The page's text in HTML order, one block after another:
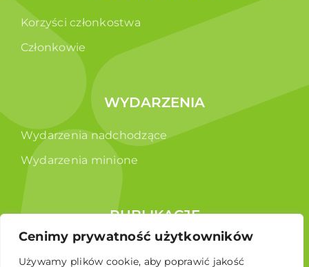
Cenimy prywatność użytkowników
Używamy plików cookie, aby poprawić jakość
Korzyści członkostwa
Członkowie
WYDARZENIA
Wydarzenia nadchodzące
Wydarzenia minione
PUBLIKACJE